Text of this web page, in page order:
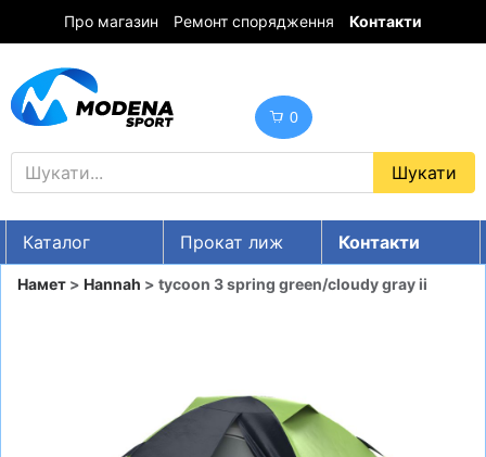
Про магазин Ремонт спорядження Контакти
0
Каталог Прокат лиж
Контакти
UA RU EN
Намет > Hannah > tycoon 3 spring green/cloudy gray ii